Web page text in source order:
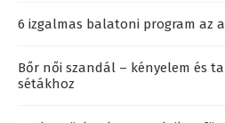
6 izgalmas balatoni program az
Bőr női szandál – kényelem és
sétákhoz